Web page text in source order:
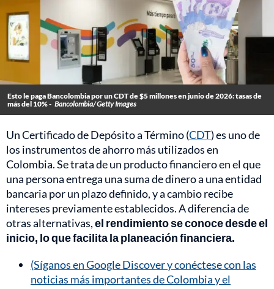
Esto le paga Bancolombia por un CDT de $5 millones en junio de 2026: tasas de
más del 10% - Bancolombia/ Getty Images
Un Certificado de Depósito a Término (CDT) es uno de
los instrumentos de ahorro más utilizados en
Colombia. Se trata de un producto financiero en el que
una persona entrega una suma de dinero a una entidad
bancaria por un plazo definido, y a cambio recibe
intereses previamente establecidos. A diferencia de
otras alternativas,el rendimiento se conoce desde el
inicio, lo que facilita la planeación financiera.
(Síganos en Google Discover y conéctese con las
noticias más importantes de Colombia y el